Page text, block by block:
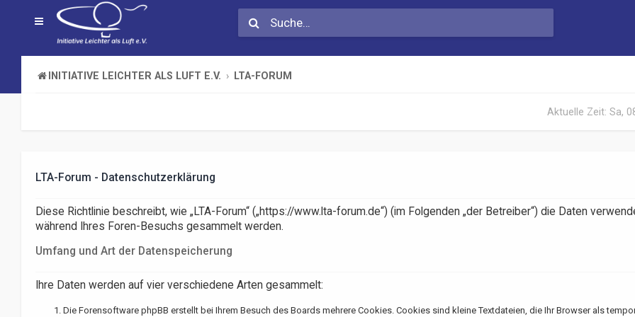
INITIATIVE LEICHTER ALS LUFT E.V. LTA-FORUM
Aktuelle Zeit: Sa,
LTA-Forum - Datenschutzerklärung
Diese Richtlinie beschreibt, wie „LTA-Forum“ („https://www.lta-forum.de“) (im Folgenden „der Betreiber“) die Daten
während Ihres Foren-Besuchs gesammelt werden.
Umfang und Art der Datenspeicherung
Ihre Daten werden auf vier verschiedene Arten gesammelt:
Die Forensoftware phpBB erstellt bei Ihrem Besuch des Boards mehrere Cookies. Cookies sind kleine Textdateien, die Ihr Browser als